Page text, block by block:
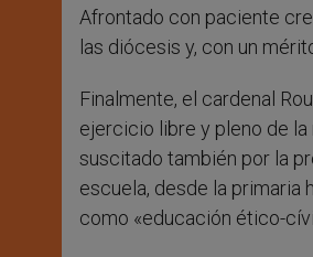
Afrontado con paciente
las diócesis y, con un
Finalmente, el cardenal
ejercicio libre y pleno de
suscitado también por la
escuela, desde la primaria
como «educación ético-